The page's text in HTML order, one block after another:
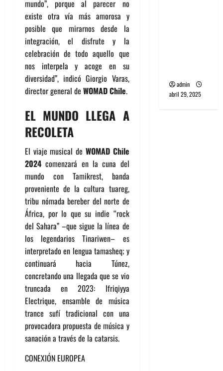
mundo”, porque al parecer no
existe otra vía más amorosa y
posible que mirarnos desde la
integración, el disfrute y la
celebración de todo aquello que
nos interpela y acoge en su
diversidad”, indicó Giorgio Varas,
director general de WOMAD Chile.
EL MUNDO LLEGA A
RECOLETA
El viaje musical de WOMAD Chile
2024 comenzará en la cuna del
mundo con Tamikrest, banda
proveniente de la cultura tuareg,
tribu nómada bereber del norte de
África, por lo que su indie “rock
del Sahara” –que sigue la línea de
los legendarios Tinariwen– es
interpretado en lengua tamasheq; y
continuará hacia Túnez,
concretando una llegada que se vio
truncada en 2023: Ifriqiyya
Electrique, ensamble de música
trance sufí tradicional con una
provocadora propuesta de música y
sanación a través de la catarsis.
CONEXIÓN EUROPEA
admin
abril 29, 2025